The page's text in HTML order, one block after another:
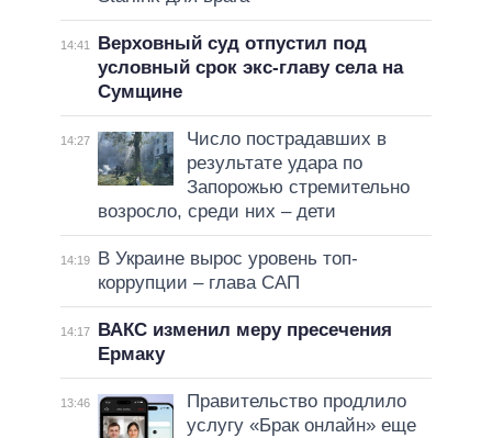
14:41
Верховный суд отпустил под
условный срок экс-главу села на
Сумщине
14:27
Число пострадавших в
результате удара по
Запорожью стремительно
возросло, среди них – дети
14:19
В Украине вырос уровень топ-
коррупции – глава САП
14:17
ВАКС изменил меру пресечения
Ермаку
13:46
Правительство продлило
услугу «Брак онлайн» еще